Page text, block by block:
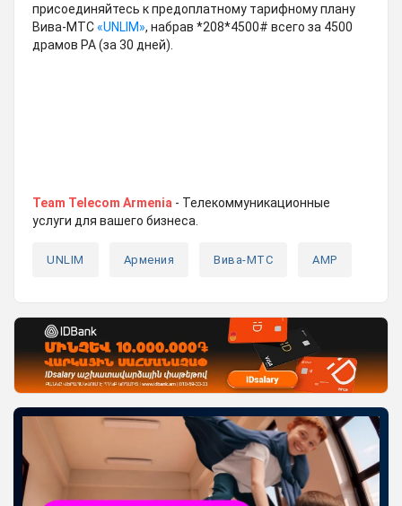
присоединяйтесь к предоплатному тарифному плану
Вива-МТС«UNLIM», набрав *208*4500# всего за 4500
драмов РА (за 30 дней).
Team Telecom Armenia - Телекоммуникационные
услуги для вашего бизнеса.
UNLIM Армения Вива-МТС AMP